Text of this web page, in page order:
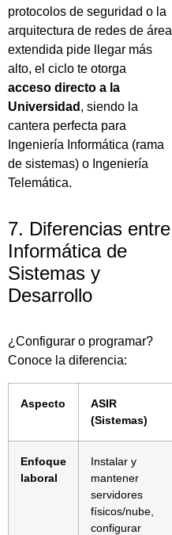
protocolos de seguridad o la
arquitectura de redes de área
extendida pide llegar más
alto, el ciclo te otorga
acceso directo a la
Universidad , siendo la
cantera perfecta para
Ingeniería Informática (rama
de sistemas) o Ingeniería
Telemática.
7. Diferencias entre
Informática de
Sistemas y
Desarrollo
¿Configurar o programar?
Conoce la diferencia:
Aspecto
ASIR
(Sistemas)
Enfoque
laboral
Instalar y
mantener
servidores
físicos/nube,
configurar